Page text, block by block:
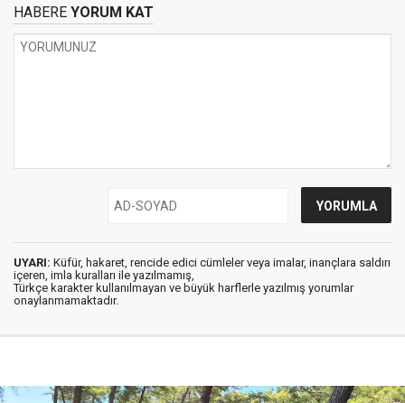
HABERE YORUM KAT
UYARI: Küfür, hakaret, rencide edici cümleler veya imalar, inançlara saldırı
içeren, imla kuralları ile yazılmamış,
Türkçe karakter kullanılmayan ve büyük harflerle yazılmış yorumlar
onaylanmamaktadır.